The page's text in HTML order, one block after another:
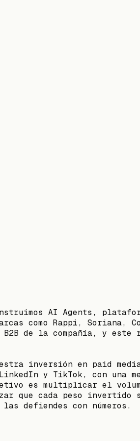
AI Agents,
como Rappi, Soriana,
B2B de la compañía, y
inversión en paid
y TikTok, con una
es multiplicar el
que cada peso
defiendes con números.